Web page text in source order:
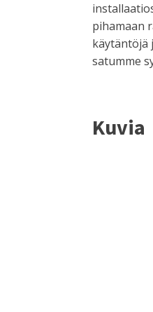
pihamaan
käytäntöjä
satumme
Kuvia